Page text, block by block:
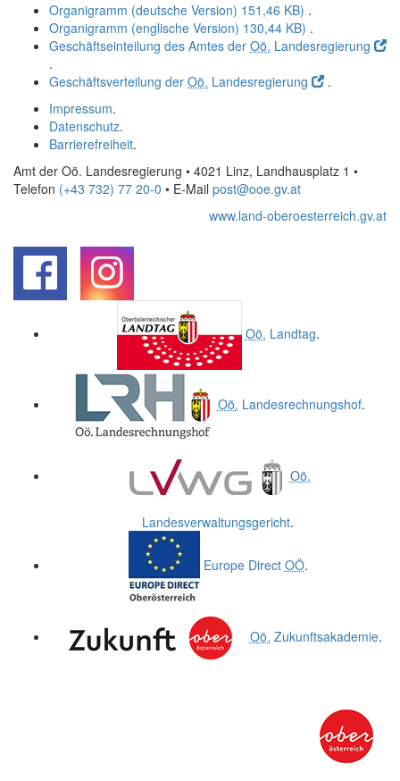
Organigramm (deutsche Version) 151,46 KB) .
Organigramm (englische Version) 130,44 KB) .
Geschäftseinteilung des Amtes der Oö. Landesregierung
.
Geschäftsverteilung der Oö. Landesregierung
.
Impressum.
Datenschutz.
Barrierefreiheit.
Amt der Oö. Landesregierung • 4021 Linz, Landhausplatz 1 •
Telefon (+43 732) 77 20-0 • E-Mail post@ooe.gv.at
www.land-oberoesterreich.gv.at
Oö. Landtag.
Oö. Landesrechnungshof.
Oö.
Landesverwaltungsgericht.
Europe Direct OÖ.
Oö. Zukunftsakademie.